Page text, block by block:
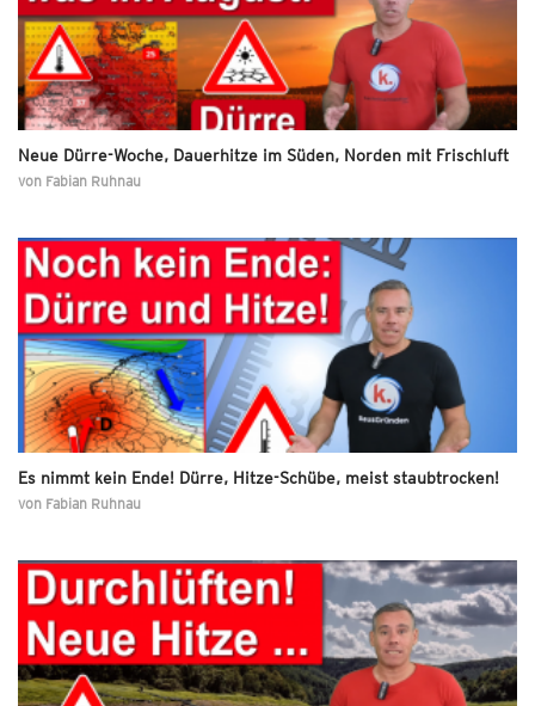
Neue Dürre-Woche, Dauerhitze im Süden, Norden mit Frischluft
von Fabian Ruhnau
Es nimmt kein Ende! Dürre, Hitze-Schübe, meist staubtrocken!
von Fabian Ruhnau